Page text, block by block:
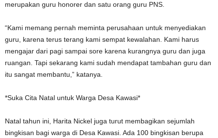
merupakan guru honorer dan satu orang guru PNS.
“Kami memang pernah meminta perusahaan untuk menyediakan
guru, karena terus terang kami sempat kewalahan. Kami harus
mengajar dari pagi sampai sore karena kurangnya guru dan juga
ruangan. Tapi sekarang kami sudah mendapat tambahan guru dan
itu sangat membantu,” katanya.
*Suka Cita Natal untuk Warga Desa Kawasi*
Natal tahun ini, Harita Nickel juga turut membagikan sejumlah
bingkisan bagi warga di Desa Kawasi. Ada 100 bingkisan berupa